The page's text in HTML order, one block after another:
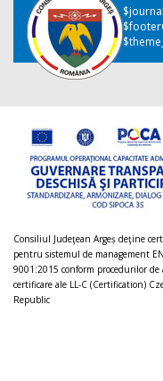
Consiliul Judeţean Argeș deţine
pentru sistemul de management
9001:2015 conform procedurilor
certificare ale LL-C (Certification)
Republic